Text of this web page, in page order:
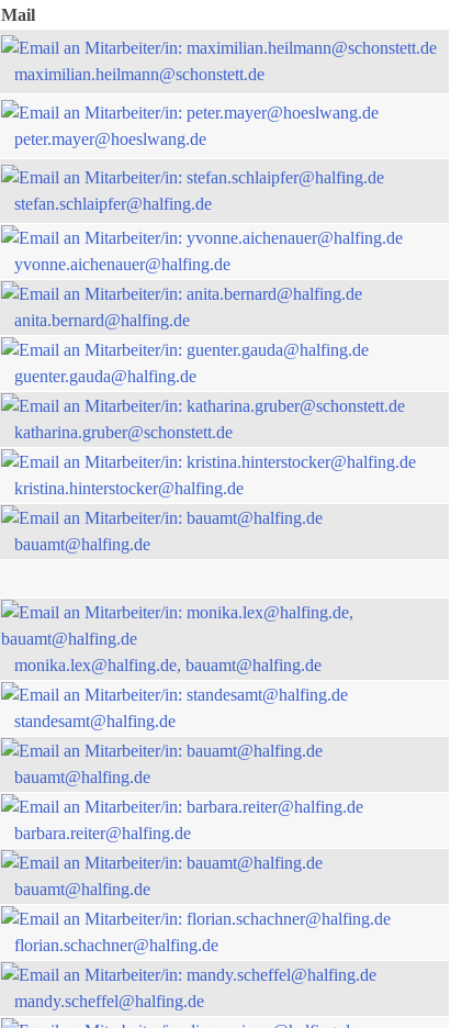
Mail
maximilian.heilmann@schonstett.de
peter.mayer@hoeslwang.de
stefan.schlaipfer@halfing.de
yvonne.aichenauer@halfing.de
anita.bernard@halfing.de
guenter.gauda@halfing.de
katharina.gruber@schonstett.de
kristina.hinterstocker@halfing.de
bauamt@halfing.de
monika.lex@halfing.de, bauamt@halfing.de
standesamt@halfing.de
bauamt@halfing.de
barbara.reiter@halfing.de
bauamt@halfing.de
florian.schachner@halfing.de
mandy.scheffel@halfing.de